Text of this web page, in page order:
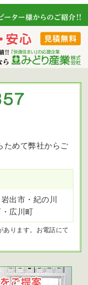
ためて弊社からご
出市・紀の川
広川町
あります。お電話にて